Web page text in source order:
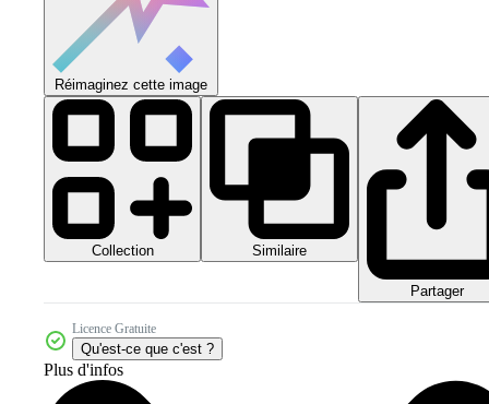
Réimaginez cette image
Collection Similaire
Partager
Licence Gratuite
Qu'est-ce que c'est ?
Plus d'infos